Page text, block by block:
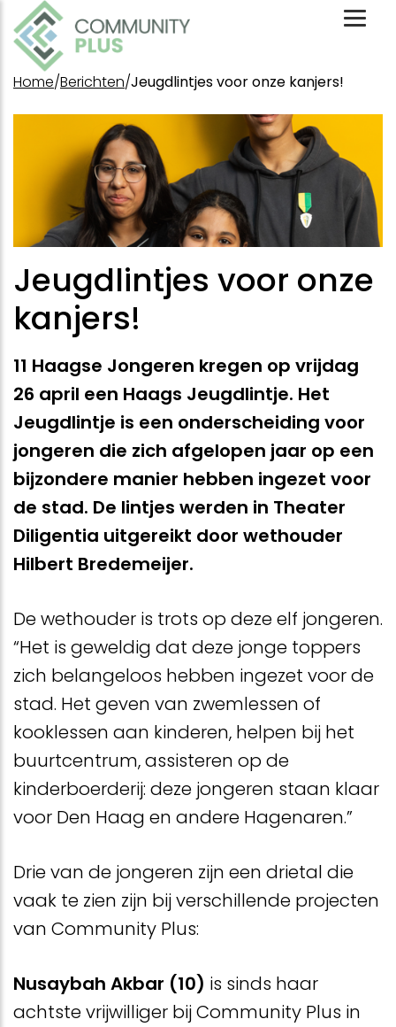
Home/Berichten/Jeugdlintjes voor onze kanjers!
Jeugdlintjes voor onze
kanjers!
11 Haagse Jongeren kregen op vrijdag
26 april een Haags Jeugdlintje. Het
Jeugdlintje is een onderscheiding voor
jongeren die zich afgelopen jaar op een
bijzondere manier hebben ingezet voor
de stad. De lintjes werden in Theater
Diligentia uitgereikt door wethouder
Hilbert Bredemeijer.
De wethouder is trots op deze elf jongeren.
“Het is geweldig dat deze jonge toppers
zich belangeloos hebben ingezet voor de
stad. Het geven van zwemlessen of
kooklessen aan kinderen, helpen bij het
buurtcentrum, assisteren op de
kinderboerderij: deze jongeren staan klaar
voor Den Haag en andere Hagenaren.”
Drie van de jongeren zijn een drietal die
vaak te zien zijn bij verschillende projecten
van Community Plus:
Nusaybah Akbar (10) is sinds haar
achtste vrijwilliger bij Community Plus in